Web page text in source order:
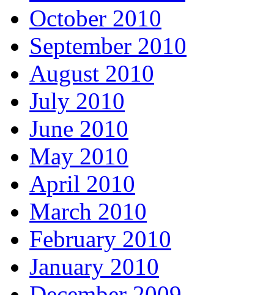
October 2010
September 2010
August 2010
July 2010
June 2010
May 2010
April 2010
March 2010
February 2010
January 2010